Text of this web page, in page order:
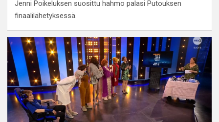
Jenni Poikeluksen suosittu hahmo palasi Putouksen
finaalilähetyksessä.